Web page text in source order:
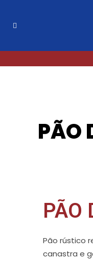
PÃO
PÃO
Pão rústico
canastra e